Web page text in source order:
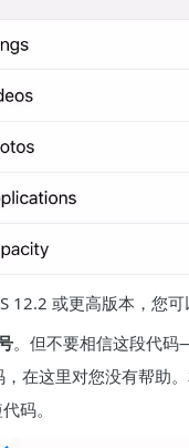
12.2 或更高版本，您可
。但不要相信这段代
在这里对您没有帮助
码。